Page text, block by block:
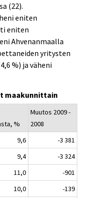
(22).
eniten
eniten
Ahvenanmaalla
yritysten
%) ja väheni
maakunnittain
%
Muutos 2009 -
2008
9,6
-3 381
9,4
-3 324
11,0
-901
10,0
-139